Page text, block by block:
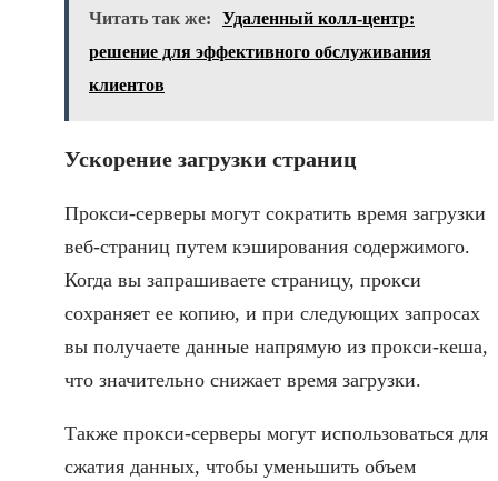
Читать так же:
Удаленный колл-центр:
решение для эффективного обслуживания
клиентов
Ускорение загрузки страниц
Прокси-серверы могут сократить время загрузки
веб-страниц путем кэширования содержимого.
Когда вы запрашиваете страницу, прокси
сохраняет ее копию, и при следующих запросах
вы получаете данные напрямую из прокси-кеша,
что значительно снижает время загрузки.
Также прокси-серверы могут использоваться для
сжатия данных, чтобы уменьшить объем